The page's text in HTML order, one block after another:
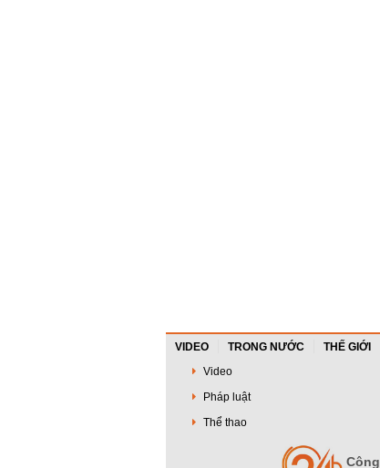
VIDEO TRONG NƯỚC THẾ GIỚI
Video
Pháp luật
Thể thao